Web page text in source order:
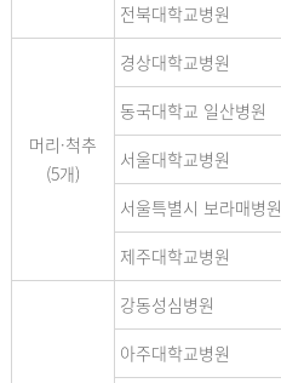
전북대학교병원
머리·척추
(5개)
경상대학교병원
동국대학교 일산병원
서울대학교병원
서울특별시 보라매병원
제주대학교병원
강동성심병원
아주대학교병원